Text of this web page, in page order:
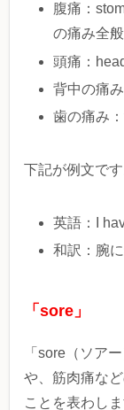
腹痛：
の痛み全
頭痛：
背中の痛
歯の痛み
下記が例文です
英語：I
和訳：腕
「sore」
「sore（ソア
や、筋肉痛な
ことを表わしま